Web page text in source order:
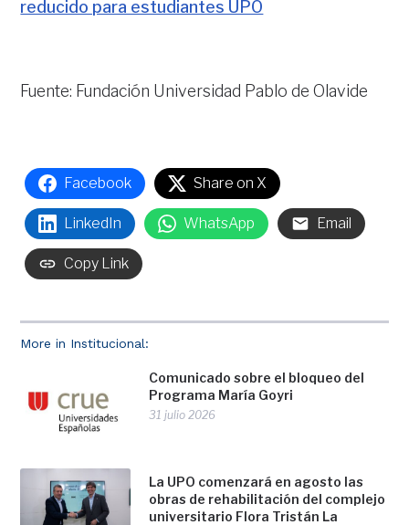
More in Institucional:
Comunicado sobre el bloqueo del
Programa María Goyri
31 julio 2026
La UPO comenzará en agosto las
obras de rehabilitación del complejo
universitario Flora Tristán La
reducido para estudiantes UPO
Fuente: Fundación Universidad Pablo de Olavide
Facebook Share on X
LinkedIn WhatsApp Email
Copy Link